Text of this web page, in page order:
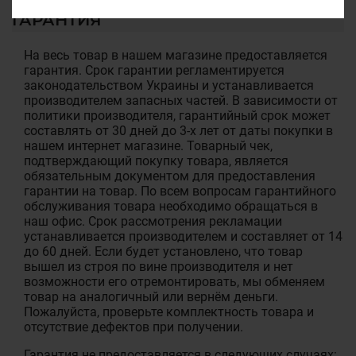
ГАРАНТИЯ
На весь товар в нашем магазине предоставляется
гарантия. Срок гарантии регламентируется
законодательством Украины и устанавливается
производителем запасных частей. В зависимости от
политики производителя, гарантийный срок может
составлять от 30 дней до 3-х лет от даты покупки в
нашем интернет магазине. Товарный чек,
подтверждающий покупку товара, является
обязательным документом для предоставления
гарантии на товар. По всем вопросам гарантийного
обслуживания товара необходимо обращаться в
наш офис. Срок рассмотрения рекламации
устанавливается производителем и составляет от 14
до 60 дней. Если будет установлено, что товар
вышел из строя по вине производителя и нет
возможности его отремонтировать, мы обменяем
товар на аналогичный или вернём деньги.
Пожалуйста, проверьте комплектность товара и
отсутствие дефектов при получении.